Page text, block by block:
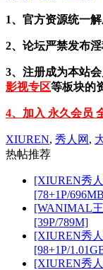
1、官方资源统一
2、论坛严禁发布
3、注册成为本站
影视专区等板块的
4、加入 永久会员
XIUREN, 秀人网 ,
热帖推荐
[XIUREN秀
[78+1P/
[WANIMAL
[39P/789M]
[XIUREN秀
[98+1P/
[XIUREN秀